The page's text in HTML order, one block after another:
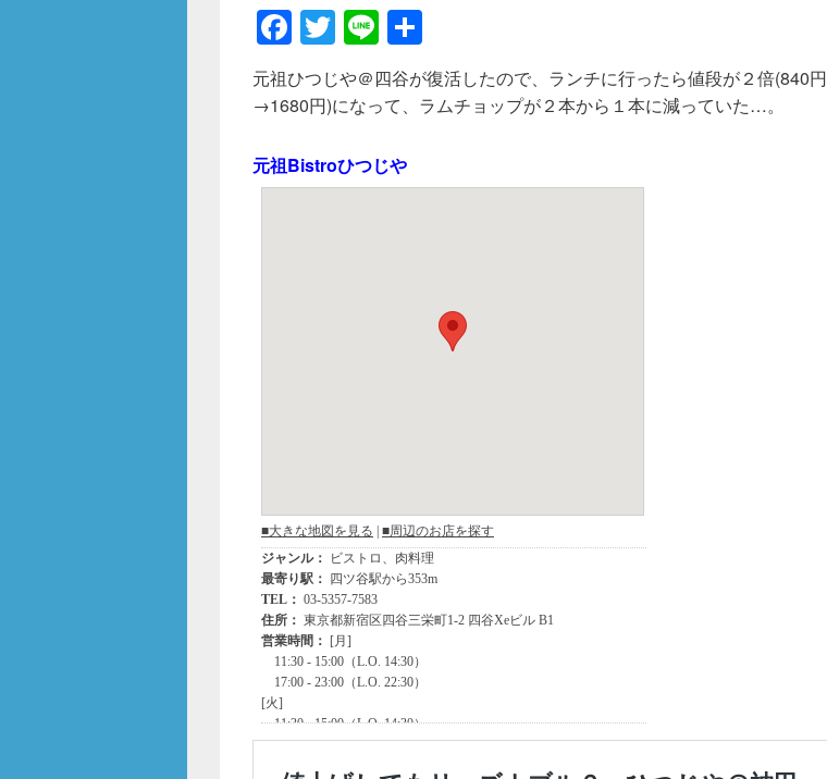
F
a
c
e
b
o
T
wi
tt
er
Li
n
e
有
元祖ひつじや＠四谷が復活したので、ランチに行ったら値段が２倍(840円
→1680円)になって、ラムチョップが２本から１本に減っていた…。
元祖Bistroひつじや